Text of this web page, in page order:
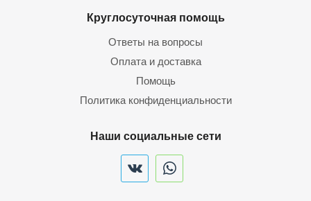
Круглосуточная помощь
Ответы на вопросы
Оплата и доставка
Помощь
Политика конфиденциальности
Наши социальные сети